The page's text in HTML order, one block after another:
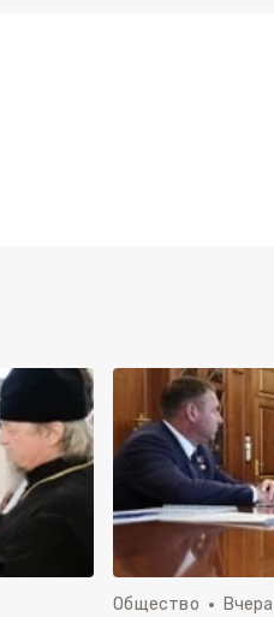
Общество